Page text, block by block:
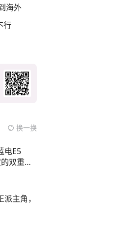
海外
行
换一换
电E5
双重冰
主角，